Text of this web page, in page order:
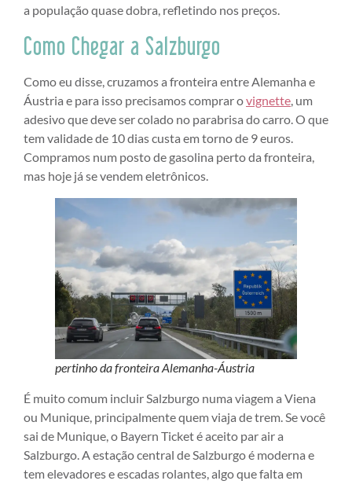
a população quase dobra, refletindo nos preços.
Como Chegar a Salzburgo
Como eu disse, cruzamos a fronteira entre Alemanha e
Áustria e para isso precisamos comprar ovignette , um
adesivo que deve ser colado no parabrisa do carro. O que
tem validade de 10 dias custa em torno de 9 euros.
Compramos num posto de gasolina perto da fronteira,
mas hoje já se vendem eletrônicos.
pertinho da fronteira Alemanha-Áustria
É muito comum incluir Salzburgo numa viagem a Viena
ou Munique, principalmente quem viaja de trem. Se você
sai de Munique, o Bayern Ticket é aceito par air a
Salzburgo. A estação central de Salzburgo é moderna e
tem elevadores e escadas rolantes, algo que falta em